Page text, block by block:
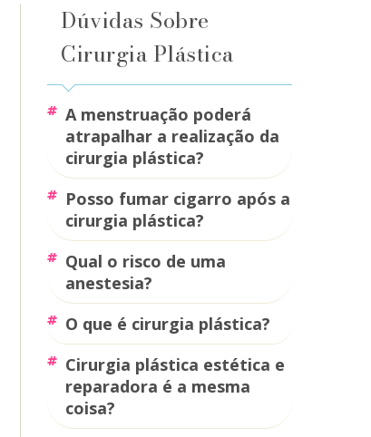
Dúvidas Sobre
Cirurgia Plástica
a menstruação poderá
atrapalhar a realização da
cirurgia plástica?
posso fumar cigarro após a
cirurgia plástica?
qual o risco de uma
anestesia?
o que é cirurgia plástica?
cirurgia plástica estética e
reparadora é a mesma
coisa?